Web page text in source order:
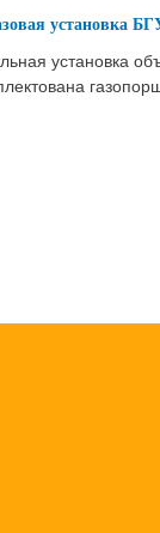
установка
установка